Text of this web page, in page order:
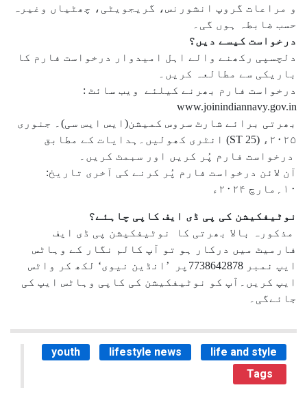
و مراعات گروپ انشورنس، گریجویٹی، چھٹیاں وغیرہ
حسب ضابطہ ہوں گی۔
درخواست کیسے دیں؟
دلچسپی رکھنے والے اہل امیدوار درخواست فارم کا
باریکی سے مطالعہ کریں۔
درخواست فارم بھرنے کیلئے ویب سائٹ :
www.joinindiannavy.gov.in
بھرتی برائے شارٹ سروس کمیشن(ایس ایس سی)۔ جنوری
۲۰۲۵ء (ST 25) انٹری کھولیں۔ہدایات کے مطابق
درخواست فارم پُر کریں اور سبمٹ کریں۔
آن لائن درخواست فارم پُر کرنے کی آخری تاریخ:
۱۰؍مارچ ۲۰۲۴ء
نوٹیفکیشن کی پی ڈی ایف کاپی چاہئے؟
مذکورہ بالا بھرتی کا نوٹیفکیشن پی ڈی ایف
فارمیٹ میں درکار ہو تو آپ کالم نگار کے وہاٹس
ایپ نمبر 7738642878پر ’انڈین نیوی‘ لکھ کر واٹس
ایپ کریں۔آپ کو نوٹیفکیشن کی کاپی وہاٹس ایپ کی
جائےگی۔
youth lifestyle news
life and style
Tags